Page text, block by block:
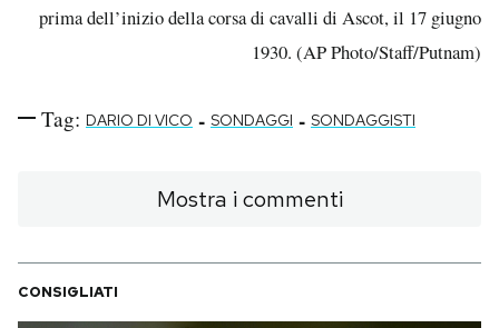
prima dell’inizio della corsa di cavalli di Ascot, il 17 giugno
1930. (AP Photo/Staff/Putnam)
Tag: DARIO DI VICO - SONDAGGI - SONDAGGISTI
Mostra i commenti
CONSIGLIATI